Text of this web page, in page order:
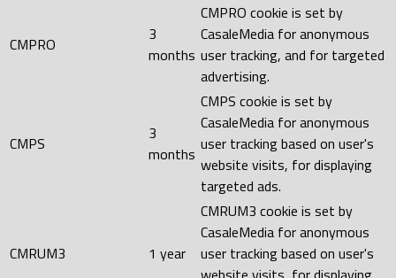
CMPRO
3
months
CMPRO cookie is set by
CasaleMedia for anonymous
user tracking, and for targeted
advertising.
CMPS
3
months
CMPS cookie is set by
CasaleMedia for anonymous
user tracking based on user's
website visits, for displaying
targeted ads.
CMRUM3 1 year
CMRUM3 cookie is set by
CasaleMedia for anonymous
user tracking based on user's